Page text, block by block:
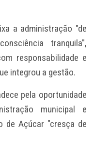
a administração "de
tranquila",
responsabilidade e
integrou a gestão.
pela oportunidade
municipal e
de Açúcar "cresça de